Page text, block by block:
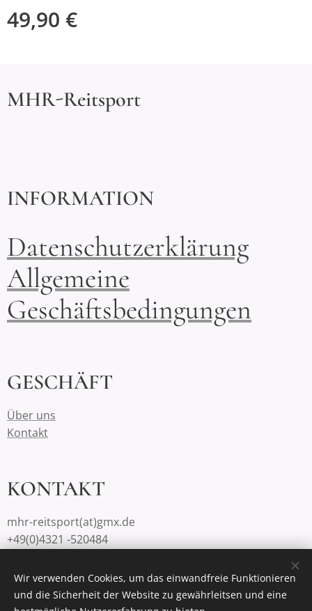
49,90 €
MHR-Reitsport
INFORMATION
Datenschutzerklärung
Allgemeine
Geschäftsbedingungen
GESCHÄFT
Über uns
Kontakt
KONTAKT
mhr-reitsport(at)gmx.de
+49(0)4321 -520484
Unterstützt vonWebnode Cookies
Wir verwenden Cookies, um das einwandfreie Funktionieren
und die Sicherheit der Website zu gewährleitsen und eine